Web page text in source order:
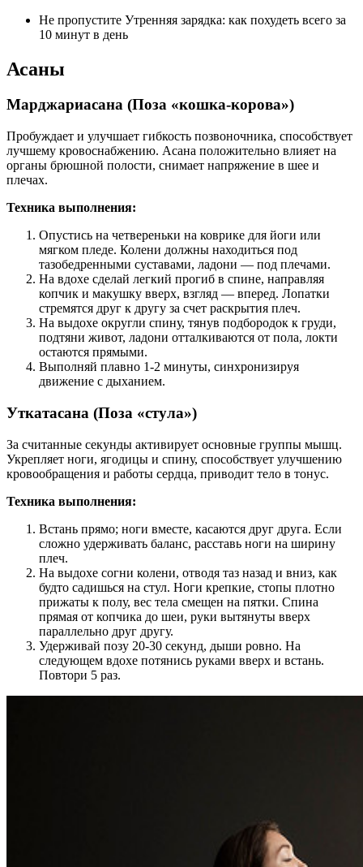
Не пропустите Утренняя зарядка: как похудеть всего за
10 минут в день
Асаны
Марджариасана (Поза «кошка-корова»)
Пробуждает и улучшает гибкость позвоночника, способствует
лучшему кровоснабжению. Асана положительно влияет на
органы брюшной полости, снимает напряжение в шее и
плечах.
Техника выполнения:
Опустись на четвереньки на коврике для йоги или
мягком пледе. Колени должны находиться под
тазобедренными суставами, ладони — под плечами.
На вдохе сделай легкий прогиб в спине, направляя
копчик и макушку вверх, взгляд — вперед. Лопатки
стремятся друг к другу за счет раскрытия плеч.
На выдохе округли спину, тянув подбородок к груди,
подтяни живот, ладони отталкиваются от пола, локти
остаются прямыми.
Выполняй плавно 1-2 минуты, синхронизируя
движение с дыханием.
Уткатасана (Поза «стула»)
За считанные секунды активирует основные группы мышц.
Укрепляет ноги, ягодицы и спину, способствует улучшению
кровообращения и работы сердца, приводит тело в тонус.
Техника выполнения:
Встань прямо; ноги вместе, касаются друг друга. Если
сложно удерживать баланс, расставь ноги на ширину
плеч.
На выдохе согни колени, отводя таз назад и вниз, как
будто садишься на стул. Ноги крепкие, стопы плотно
прижаты к полу, вес тела смещен на пятки. Спина
прямая от копчика до шеи, руки вытянуты вверх
параллельно друг другу.
Удерживай позу 20-30 секунд, дыши ровно. На
следующем вдохе потянись руками вверх и встань.
Повтори 5 раз.